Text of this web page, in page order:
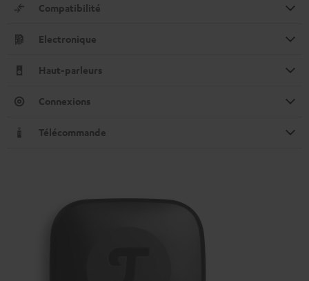
Compatibilité
Electronique
Haut-parleurs
Connexions
Télécommande